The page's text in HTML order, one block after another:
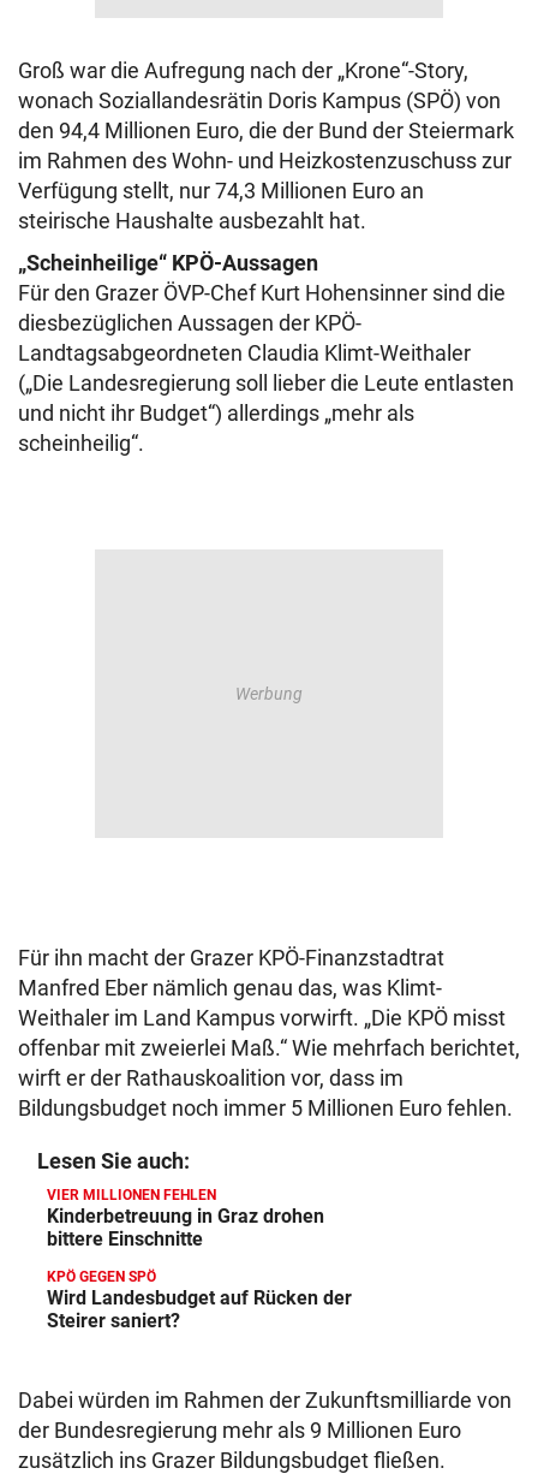
Groß war die Aufregung nach der „Krone“-Story,
wonach Soziallandesrätin Doris Kampus (SPÖ) von
den 94,4 Millionen Euro, die der Bund der Steiermark
im Rahmen des Wohn- und Heizkostenzuschuss zur
Verfügung stellt, nur 74,3 Millionen Euro an
steirische Haushalte ausbezahlt hat.
„Scheinheilige“ KPÖ-Aussagen
Für den Grazer ÖVP-Chef Kurt Hohensinner sind die
diesbezüglichen Aussagen der KPÖ-
Landtagsabgeordneten Claudia Klimt-Weithaler
(„Die Landesregierung soll lieber die Leute entlasten
und nicht ihr Budget“) allerdings „mehr als
scheinheilig“.
Für ihn macht der Grazer KPÖ-Finanzstadtrat
Manfred Eber nämlich genau das, was Klimt-
Weithaler im Land Kampus vorwirft. „Die KPÖ misst
offenbar mit zweierlei Maß.“ Wie mehrfach berichtet,
wirft er der Rathauskoalition vor, dass im
Bildungsbudget noch immer 5 Millionen Euro fehlen.
Lesen Sie auch:
VIER MILLIONEN FEHLEN
Kinderbetreuung in Graz drohen
bittere Einschnitte
KPÖ GEGEN SPÖ
Wird Landesbudget auf Rücken der
Steirer saniert?
Dabei würden im Rahmen der Zukunftsmilliarde von
der Bundesregierung mehr als 9 Millionen Euro
zusätzlich ins Grazer Bildungsbudget fließen.